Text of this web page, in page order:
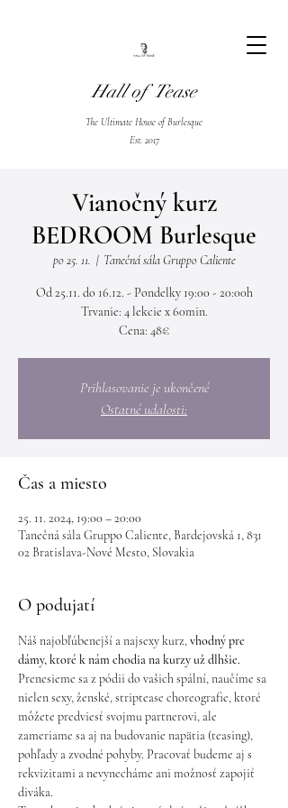
Hall of Tease
The Ultimate House of Burlesque
Est. 2017
Vianočný kurz
BEDROOM Burlesque
po 25. 11.
  |
Tanečná sála Gruppo Caliente
Od 25.11. do 16.12. - Pondelky 19:00 - 20:00h
Trvanie: 4 lekcie x 60min.
Cena: 48€
Prihlasovanie je ukončené
Ostatné udalosti:
Čas a miesto
25. 11. 2024, 19:00 – 20:00
Tanečná sála Gruppo Caliente, Bardejovská 1, 831
02 Bratislava-Nové Mesto, Slovakia
O podujatí
Náš najobľúbenejší a najsexy kurz, vhodný pre
dámy, ktoré k nám chodia na kurzy už dlhšie.
Prenesieme sa z pódii do vašich spální, naučíme sa
nielen sexy, ženské, striptease choreografie, ktoré
môžete predviesť svojmu partnerovi, ale
zameriame sa aj na budovanie napätia (teasing),
pohľady a zvodné pohyby. Pracovať budeme aj s
rekvizitami a nevynecháme ani možnosť zapojiť
diváka.